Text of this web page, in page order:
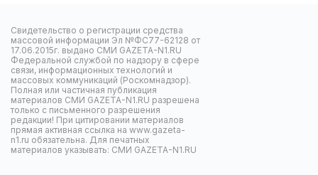
Свидетельство о регистрации средства
массовой информации Эл №ФС77-62128 от
17.06.2015г. выдано СМИ GAZETA-N1.RU
Федеральной службой по надзору в сфере
связи, информационных технологий и
массовых коммуникаций (Роскомнадзор).
Полная или частичная публикация
материалов СМИ GAZETA-N1.RU разрешена
только с письменного разрешения
редакции! При цитировании материалов
прямая активная ссылка на www.gazeta-
n1.ru обязательна. Для печатных
материалов указывать: СМИ GAZETA-N1.RU